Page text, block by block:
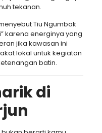
tekanan.
Tiu Ngumbak
karena energinya yang
jika kawasan ini
lokal untuk kegiatan
batin.
di